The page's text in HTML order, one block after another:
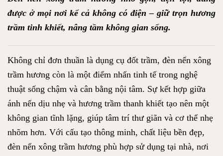
được ở mọi nơi kể cả không có điện – giữ trọn hương
trầm tinh khiết, nâng tầm không gian sống.
Không chỉ đơn thuần là dụng cụ đốt trầm, đèn nến xông
trầm hương còn là một điểm nhấn tinh tế trong nghệ
thuật sống chậm và cân bằng nội tâm. Sự kết hợp giữa
ánh nến dịu nhẹ và hương trầm thanh khiết tạo nên một
không gian tĩnh lặng, giúp tâm trí thư giãn và cơ thể nhẹ
nhõm hơn. Với cấu tạo thông minh, chất liệu bền đẹp,
đèn nến xông trầm hương phù hợp sử dụng tại nhà, nơi